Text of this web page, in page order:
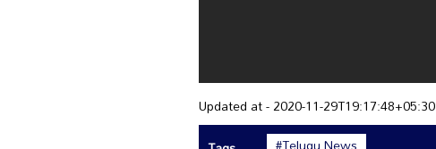
Updated at - 2020-11-29T19:17:48+05:30